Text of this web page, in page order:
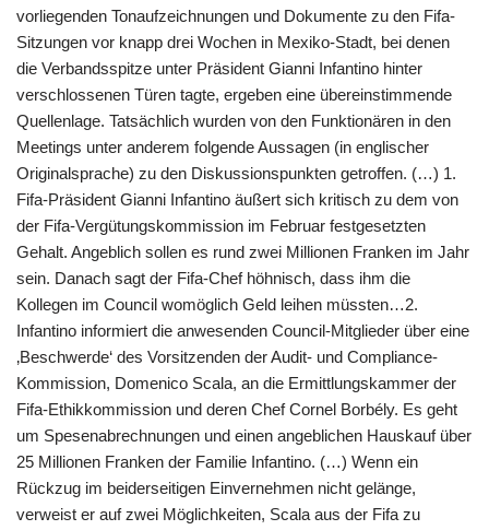
vorliegenden Tonaufzeichnungen und Dokumente zu den Fifa-
Sitzungen vor knapp drei Wochen in Mexiko-Stadt, bei denen
die Verbandsspitze unter Präsident Gianni Infantino hinter
verschlossenen Türen tagte, ergeben eine übereinstimmende
Quellenlage. Tatsächlich wurden von den Funktionären in den
Meetings unter anderem folgende Aussagen (in englischer
Originalsprache) zu den Diskussionspunkten getroffen. (…) 1.
Fifa-Präsident Gianni Infantino äußert sich kritisch zu dem von
der Fifa-Vergütungskommission im Februar festgesetzten
Gehalt. Angeblich sollen es rund zwei Millionen Franken im Jahr
sein. Danach sagt der Fifa-Chef höhnisch, dass ihm die
Kollegen im Council womöglich Geld leihen müssten…2.
Infantino informiert die anwesenden Council-Mitglieder über eine
‚Beschwerde‘ des Vorsitzenden der Audit- und Compliance-
Kommission, Domenico Scala, an die Ermittlungskammer der
Fifa-Ethikkommission und deren Chef Cornel Borbély. Es geht
um Spesenabrechnungen und einen angeblichen Hauskauf über
25 Millionen Franken der Familie Infantino. (…) Wenn ein
Rückzug im beiderseitigen Einvernehmen nicht gelänge,
verweist er auf zwei Möglichkeiten, Scala aus der Fifa zu